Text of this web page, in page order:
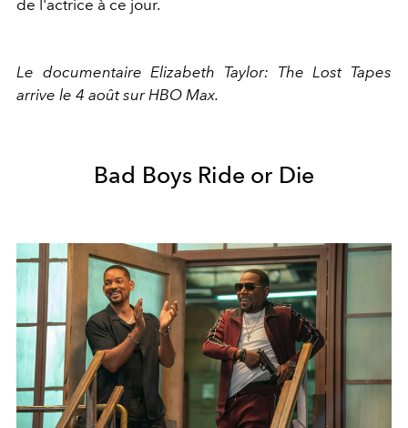
de l'actrice à ce jour.
Le documentaire Elizabeth Taylor: The Lost Tapes
arrive le 4 août sur HBO Max.
Bad Boys Ride or Die